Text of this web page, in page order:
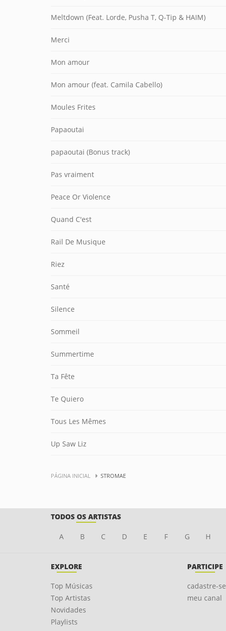
Meltdown (Feat. Lorde, Pusha T, Q-Tip & HAIM)
Merci
Mon amour
Mon amour (feat. Camila Cabello)
Moules Frites
Papaoutai
papaoutai (Bonus track)
Pas vraiment
Peace Or Violence
Quand C'est
Rail De Musique
Riez
Santé
Silence
Sommeil
Summertime
Ta Fête
Te Quiero
Tous Les Mêmes
Up Saw Liz
PÁGINA INICIAL STROMAE
TODOS OS ARTISTAS
A B C D E F G H
EXPLORE
Top Músicas
Top Artistas
Novidades
Playlists
PARTICIPE
cadastre-se
meu canal